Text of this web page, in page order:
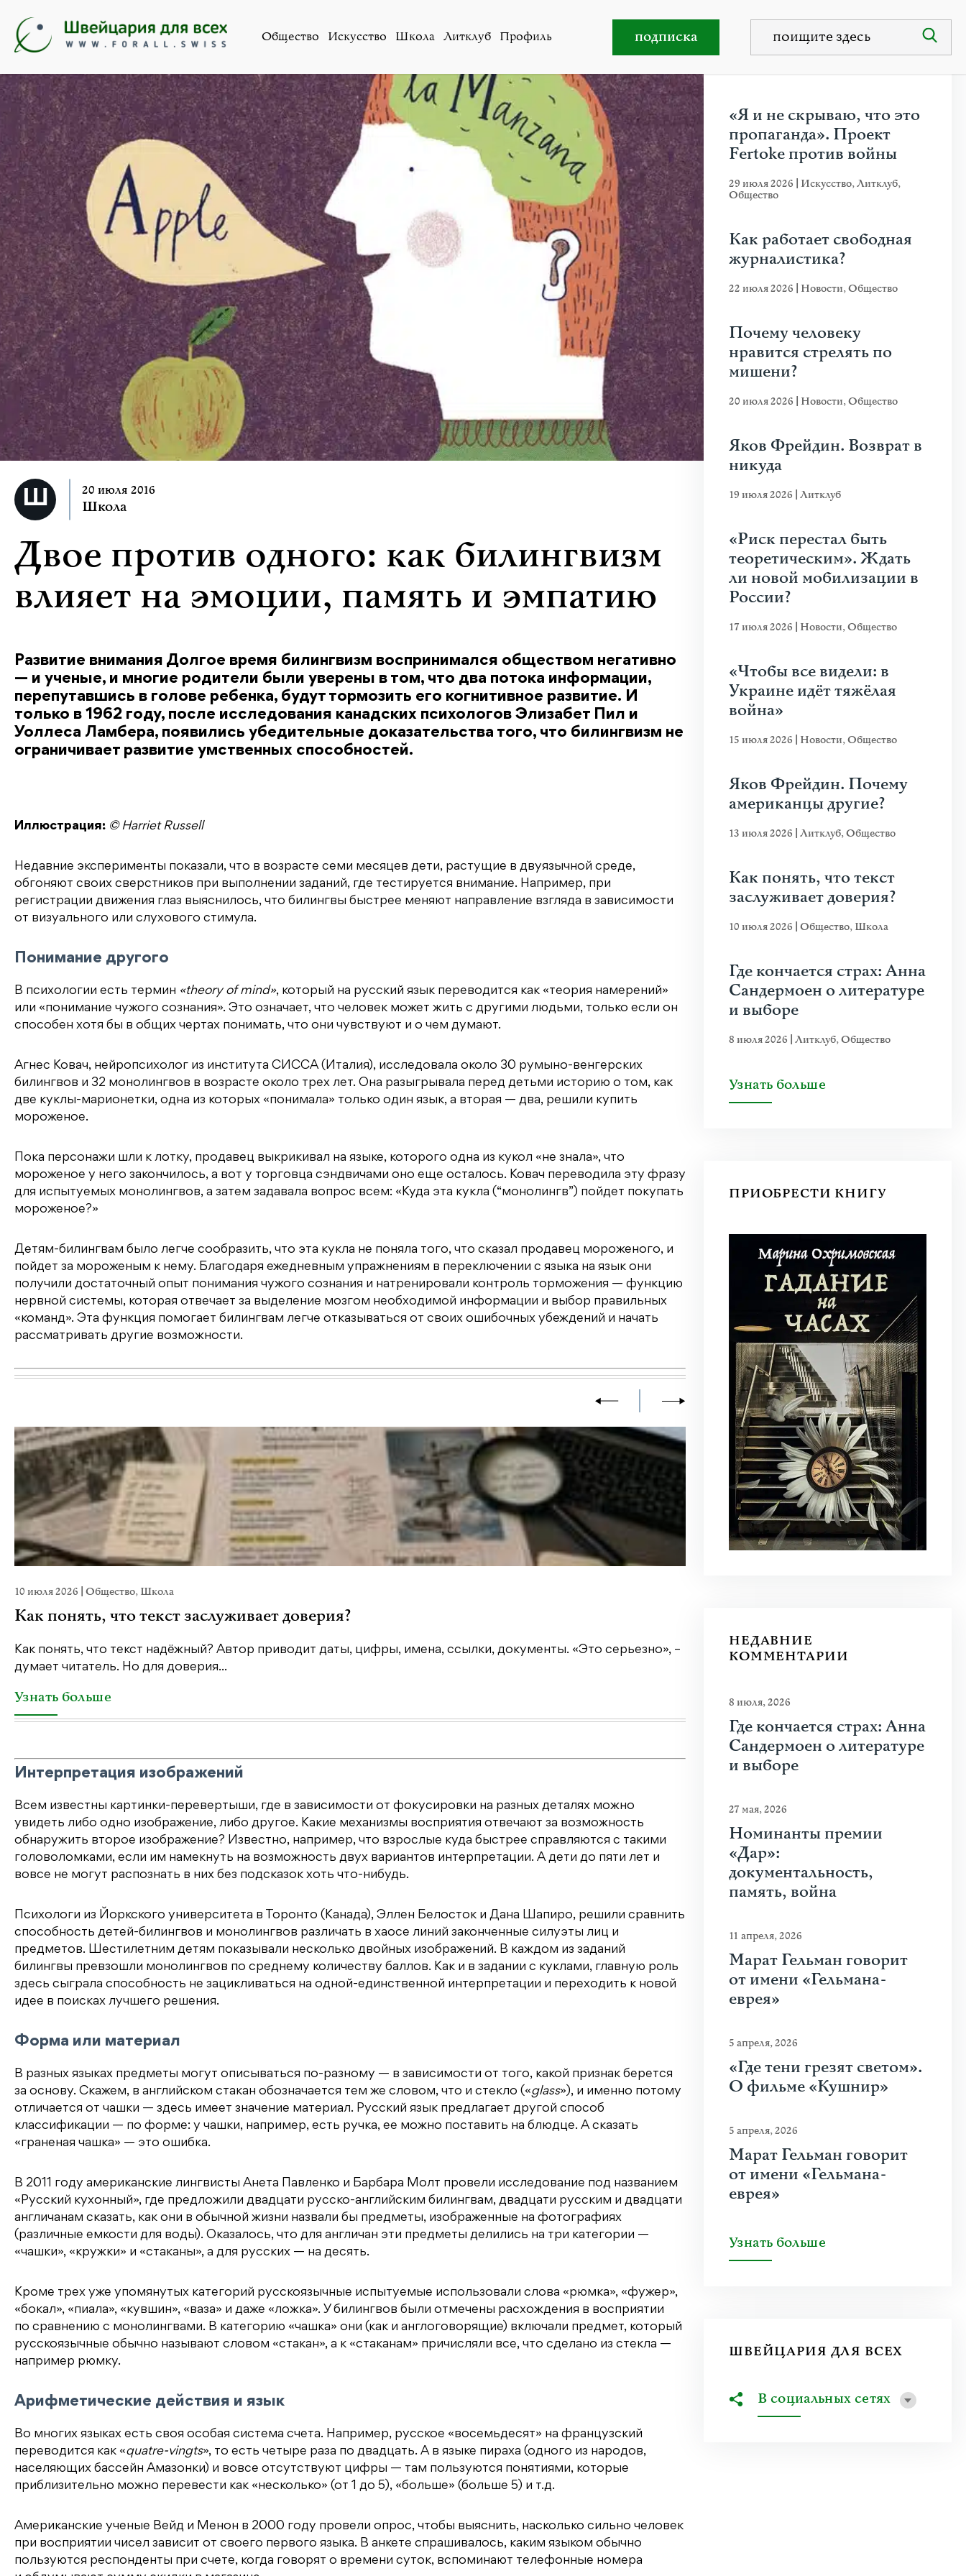
Общество Искусство Школа Литклуб Профиль подписка
Двое против одного: как билингвизм влияет на эмоции, память и эмпатию
20 июля 2016
Школа
Двое против одного: как билингвизм
влияет на эмоции, память и эмпатию
Развитие внимания Долгое время билингвизм воспринимался обществом негативно
— и ученые, и многие родители были уверены в том, что два потока информации,
перепутавшись в голове ребенка, будут тормозить его когнитивное развитие. И
только в 1962 году, после исследования канадских психологов Элизабет Пил и
Уоллеса Ламбера, появились убедительные доказательства того, что билингвизм не
ограничивает развитие умственных способностей.
Иллюстрация: © Harriet Russell
Недавние эксперименты показали, что в возрасте семи месяцев дети, растущие в двуязычной среде,
обгоняют своих сверстников при выполнении заданий, где тестируется внимание. Например, при
регистрации движения глаз выяснилось, что билингвы быстрее меняют направление взгляда в зависимости
от визуального или слухового стимула.
Понимание другого
В психологии есть термин «theory of mind», который на русский язык переводится как «теория намерений»
или «понимание чужого сознания». Это означает, что человек может жить с другими людьми, только если он
способен хотя бы в общих чертах понимать, что они чувствуют и о чем думают.
Агнес Ковач, нейропсихолог из института СИССА (Италия), исследовала около 30 румыно-венгерских
билингвов и 32 монолингвов в возрасте около трех лет. Она разыгрывала перед детьми историю о том, как
две куклы-марионетки, одна из которых «понимала» только один язык, а вторая — два, решили купить
мороженое.
Пока персонажи шли к лотку, продавец выкрикивал на языке, которого одна из кукол «не знала», что
мороженое у него закончилось, а вот у торговца сэндвичами оно еще осталось. Ковач переводила эту фразу
для испытуемых монолингвов, а затем задавала вопрос всем: «Куда эта кукла (“монолингв”) пойдет покупать
мороженое?»
Детям-билингвам было легче сообразить, что эта кукла не поняла того, что сказал продавец мороженого, и
пойдет за мороженым к нему. Благодаря ежедневным упражнениям в переключении с языка на язык они
получили достаточный опыт понимания чужого сознания и натренировали контроль торможения — функцию
нервной системы, которая отвечает за выделение мозгом необходимой информации и выбор правильных
«команд». Эта функция помогает билингвам легче отказываться от своих ошибочных убеждений и начать
рассматривать другие возможности.
10 июля 2026 Общество, Школа
Как понять, что текст заслуживает доверия?
Как понять, что текст надёжный? Автор приводит даты, цифры, имена, ссылки, документы. «Это серьезно», –
думает читатель. Но для доверия...
Узнать больше
Швейцария на пороге летних каникул.
Узнать больше
Интерпретация изображений
Всем известны картинки-перевертыши, где в зависимости от фокусировки на разных деталях можно
увидеть либо одно изображение, либо другое. Какие механизмы восприятия отвечают за возможность
обнаружить второе изображение? Известно, например, что взрослые куда быстрее справляются с такими
головоломками, если им намекнуть на возможность двух вариантов интерпретации. А дети до пяти лет и
вовсе не могут распознать в них без подсказок хоть что-нибудь.
Психологи из Йоркского университета в Торонто (Канада), Эллен Белосток и Дана Шапиро, решили сравнить
способность детей-билингвов и монолингвов различать в хаосе линий законченные силуэты лиц и
предметов. Шестилетним детям показывали несколько двойных изображений. В каждом из заданий
билингвы превзошли монолингвов по среднему количеству баллов. Как и в задании с куклами, главную роль
здесь сыграла способность не зацикливаться на одной-единственной интерпретации и переходить к новой
идее в поисках лучшего решения.
Форма или материал
В разных языках предметы могут описываться по-разному — в зависимости от того, какой признак берется
за основу. Скажем, в английском стакан обозначается тем же словом, что и стекло («glass»), и именно потому
отличается от чашки — здесь имеет значение материал. Русский язык предлагает другой способ
классификации — по форме: у чашки, например, есть ручка, ее можно поставить на блюдце. А сказать
«граненая чашка» — это ошибка.
В 2011 году американские лингвисты Анета Павленко и Барбара Молт провели исследование под названием
«Русский кухонный», где предложили двадцати русско-английским билингвам, двадцати русским и двадцати
англичанам сказать, как они в обычной жизни назвали бы предметы, изображенные на фотографиях
(различные емкости для воды). Оказалось, что для англичан эти предметы делились на три категории —
«чашки», «кружки» и «стаканы», а для русских — на десять.
Кроме трех уже упомянутых категорий русскоязычные испытуемые использовали слова «рюмка», «фужер»,
«бокал», «пиала», «кувшин», «ваза» и даже «ложка». У билингвов были отмечены расхождения в восприятии
по сравнению с монолингвами. В категорию «чашка» они (как и англоговорящие) включали предмет, который
русскоязычные обычно называют словом «стакан», а к «стаканам» причисляли все, что сделано из стекла —
например рюмку.
Арифметические действия и язык
Во многих языках есть своя особая система счета. Например, русское «восемьдесят» на французский
переводится как «quatre-vingts», то есть четыре раза по двадцать. А в языке пираха (одного из народов,
населяющих бассейн Амазонки) и вовсе отсутствуют цифры — там пользуются понятиями, которые
приблизительно можно перевести как «несколько» (от 1 до 5), «больше» (больше 5) и т.д.
Американские ученые Вейд и Менон в 2000 году провели опрос, чтобы выяснить, насколько сильно человек
при восприятии чисел зависит от своего первого языка. В анкете спрашивалось, каким языком обычно
пользуются респонденты при счете, когда говорят о времени суток, вспоминают телефонные номера
«Я и не скрываю, что это
пропаганда». Проект
Fertoke против войны
29 июля 2026 Искусство,Литклуб,
Общество
Как работает свободная
журналистика?
22 июля 2026 Новости,Общество
Почему человеку
нравится стрелять по
мишени?
20 июля 2026 Новости,Общество
Яков Фрейдин. Возврат в
никуда
19 июля 2026 Литклуб
«Риск перестал быть
теоретическим». Ждать
ли новой мобилизации в
России?
17 июля 2026 Новости,Общество
«Чтобы все видели: в
Украине идёт тяжёлая
война»
15 июля 2026 Новости,Общество
Яков Фрейдин. Почему
американцы другие?
13 июля 2026 Литклуб,Общество
Как понять, что текст
заслуживает доверия?
10 июля 2026 Общество, Школа
Где кончается страх: Анна
Сандермоен о литературе
и выборе
8 июля 2026 Литклуб,Общество
Узнать больше
ПРИОБРЕСТИ КНИГУ
НЕДАВНИЕ
КОММЕНТАРИИ
8 июля, 2026
Где кончается страх: Анна
Сандермоен о литературе
и выборе
27 мая, 2026
Номинанты премии
«Дар»:
документальность,
память, война
11 апреля, 2026
Марат Гельман говорит
от имени «Гельмана-
еврея»
5 апреля, 2026
«Где тени грезят светом».
О фильме «Кушнир»
5 апреля, 2026
Марат Гельман говорит
от имени «Гельмана-
еврея»
Узнать больше
ШВЕЙЦАРИЯ ДЛЯ ВСЕХ
В социальных сетях